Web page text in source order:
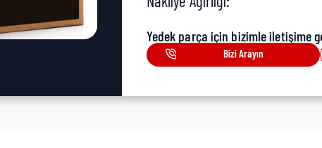
Yedek parça için bizimle iletişime
Bizi Arayın